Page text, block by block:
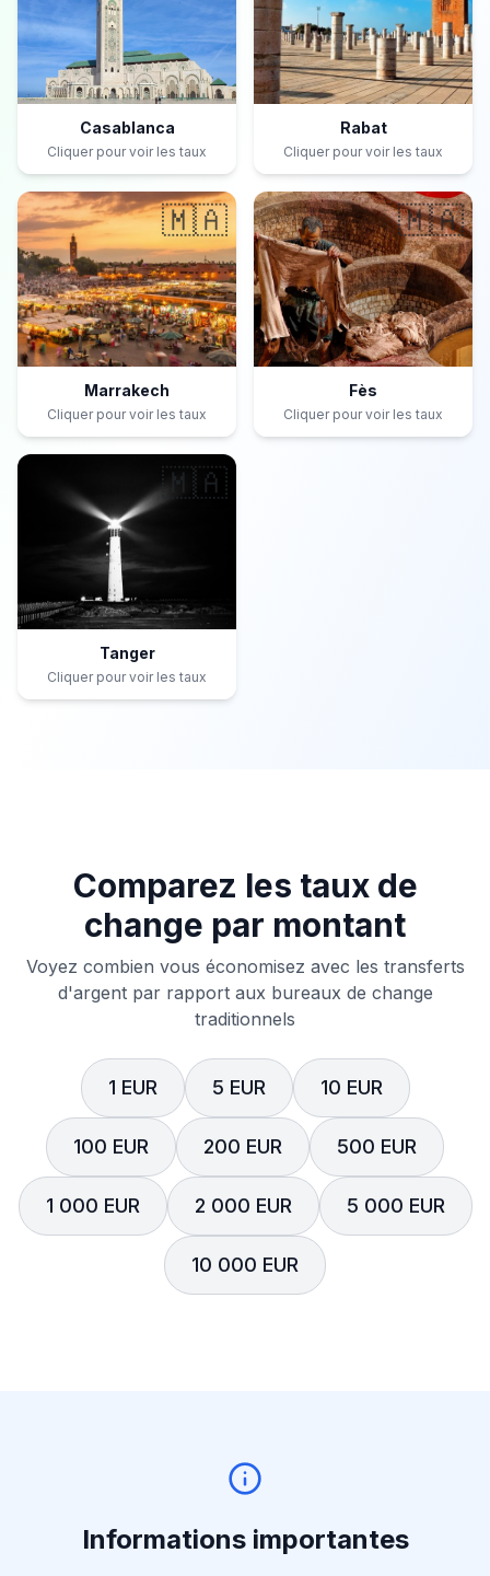
Casablanca
Cliquer pour voir les taux
Rabat
Cliquer pour voir les taux
🇲🇦
Marrakech
Cliquer pour voir les taux
🇲🇦
Fès
Cliquer pour voir les taux
🇲🇦
Tanger
Cliquer pour voir les taux
Comparez les taux de
change par montant
Voyez combien vous économisez avec les transferts
d'argent par rapport aux bureaux de change
traditionnels
1 EUR 5 EUR 10 EUR
100 EUR 200 EUR 500 EUR
1 000 EUR 2 000 EUR 5 000 EUR
10 000 EUR
Informations importantes